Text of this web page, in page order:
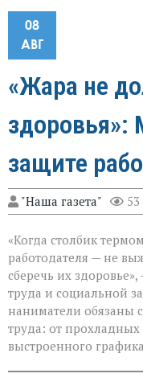
08
АВГ
«Жара не
здоровья»:
защите
"Наша газета" 53
«Когда столбик
работодателя — не
сберечь их
труда и социальной
наниматели обязаны
труда: от
выстроенного